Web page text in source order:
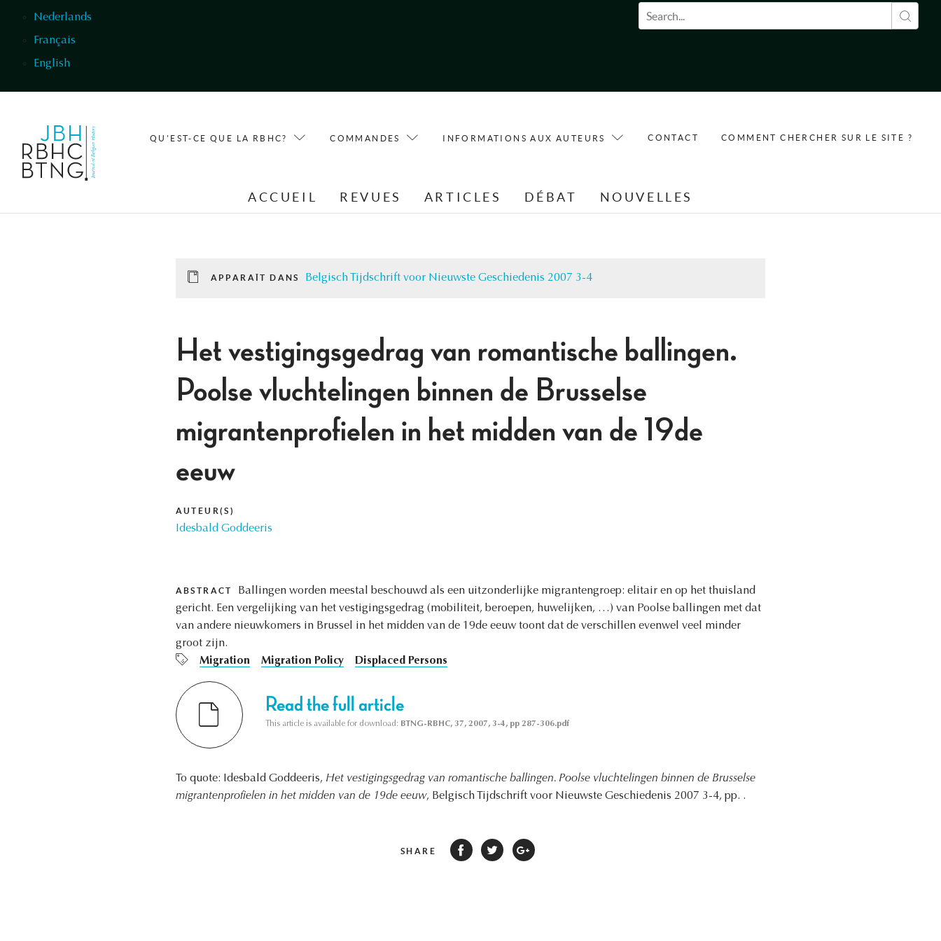
Nederlands
Français
English
Formulaire de recherche
QU'EST-CE QUE LA RBHC? COMMANDES INFORMATIONS AUX AUTEURS CONTACT COMMENT CHERCHER SUR LE SITE ?
ACCUEIL REVUES ARTICLES DÉBAT NOUVELLES
APPARAÎT DANS Belgisch Tijdschrift voor Nieuwste Geschiedenis 2007 3-4
Het vestigingsgedrag van romantische ballingen.
Poolse vluchtelingen binnen de Brusselse
migrantenprofielen in het midden van de 19de
eeuw
AUTEUR(S)
Idesbald Goddeeris
ABSTRACT
Ballingen worden meestal beschouwd als een uitzonderlijke migrantengroep: elitair en op het thuisland
gericht. Een vergelijking van het vestigingsgedrag (mobiliteit, beroepen, huwelijken, …) van Poolse ballingen met dat
van andere nieuwkomers in Brussel in het midden van de 19de eeuw toont dat de verschillen evenwel veel minder
groot zijn.
Migration
Migration Policy Displaced Persons
Read the full article
This article is available for download: BTNG-RBHC, 37, 2007, 3-4, pp 287-306.pdf
To quote: Idesbald Goddeeris, Het vestigingsgedrag van romantische ballingen. Poolse vluchtelingen binnen de Brusselse
migrantenprofielen in het midden van de 19de eeuw, Belgisch Tijdschrift voor Nieuwste Geschiedenis 2007 3-4, pp. .
SHARE